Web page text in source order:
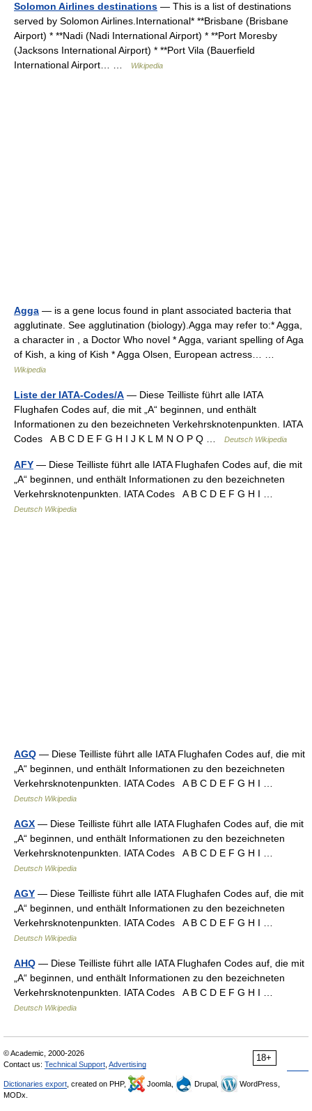
Solomon Airlines destinations — This is a list of destinations
served by Solomon Airlines.International* **Brisbane (Brisbane
Airport) * **Nadi (Nadi International Airport) * **Port Moresby
(Jacksons International Airport) * **Port Vila (Bauerfield
International Airport… …
Wikipedia
Agga — is a gene locus found in plant associated bacteria that
agglutinate. See agglutination (biology).Agga may refer to:* Agga,
a character in , a Doctor Who novel * Agga, variant spelling of Aga
of Kish, a king of Kish * Agga Olsen, European actress… …
Wikipedia
Liste der IATA-Codes/A — Diese Teilliste führt alle IATA
Flughafen Codes auf, die mit „A“ beginnen, und enthält
Informationen zu den bezeichneten Verkehrsknotenpunkten. IATA
Codes A B C D E F G H I J K L M N O P Q …
Deutsch Wikipedia
AFY — Diese Teilliste führt alle IATA Flughafen Codes auf, die mit
„A“ beginnen, und enthält Informationen zu den bezeichneten
Verkehrsknotenpunkten. IATA Codes A B C D E F G H I …
Deutsch Wikipedia
AGQ — Diese Teilliste führt alle IATA Flughafen Codes auf, die mit
„A“ beginnen, und enthält Informationen zu den bezeichneten
Verkehrsknotenpunkten. IATA Codes A B C D E F G H I …
Deutsch Wikipedia
AGX — Diese Teilliste führt alle IATA Flughafen Codes auf, die mit
„A“ beginnen, und enthält Informationen zu den bezeichneten
Verkehrsknotenpunkten. IATA Codes A B C D E F G H I …
Deutsch Wikipedia
AGY — Diese Teilliste führt alle IATA Flughafen Codes auf, die mit
„A“ beginnen, und enthält Informationen zu den bezeichneten
Verkehrsknotenpunkten. IATA Codes A B C D E F G H I …
Deutsch Wikipedia
AHQ — Diese Teilliste führt alle IATA Flughafen Codes auf, die mit
„A“ beginnen, und enthält Informationen zu den bezeichneten
Verkehrsknotenpunkten. IATA Codes A B C D E F G H I …
Deutsch Wikipedia
18+
© Academic, 2000-2026
Contact us: Technical Support Advertising
Dictionaries export , created on PHP, Joomla, Drupal,
WordPress,
MODx.